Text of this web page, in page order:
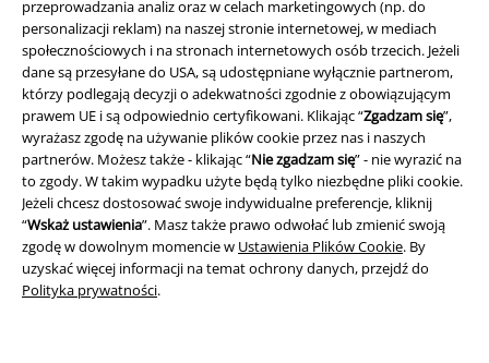
przeprowadzania analiz oraz w celach marketingowych (np. do
personalizacji reklam) na naszej stronie internetowej, w mediach
społecznościowych i na stronach internetowych osób trzecich. Jeżeli
dane są przesyłane do USA, są udostępniane wyłącznie partnerom,
którzy podlegają decyzji o adekwatności zgodnie z obowiązującym
prawem UE i są odpowiednio certyfikowani. Klikając “Zgadzam się”,
wyrażasz zgodę na używanie plików cookie przez nas i naszych
partnerów. Możesz także - klikając “Nie zgadzam się” - nie wyrazić na
to zgody. W takim wypadku użyte będą tylko niezbędne pliki cookie.
Jeżeli chcesz dostosować swoje indywidualne preferencje, kliknij
“Wskaż ustawienia”. Masz także prawo odwołać lub zmienić swoją
zgodę w dowolnym momencie w Ustawienia Plików Cookie. By
uzyskać więcej informacji na temat ochrony danych, przejdź do
Polityka prywatności.
Informacje prawne
Regulamin
Dane firmy
Polityka prywatności
Unieszkodliwianie odpadów i ochrona środowiska
Deklaracja Zgodności